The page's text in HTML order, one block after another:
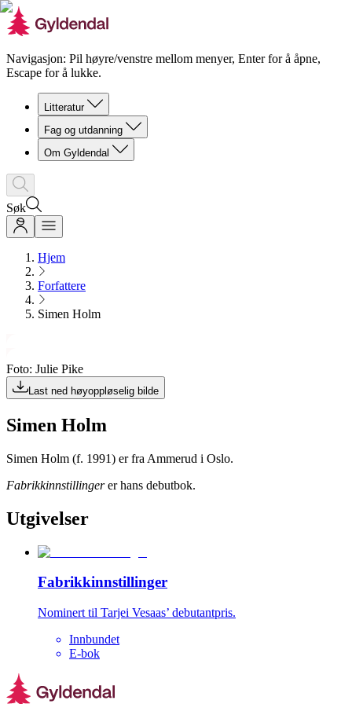
Navigasjon: Pil høyre/venstre mellom menyer, Enter for å åpne,
Escape for å lukke.
Litteratur
Fag og utdanning
Om Gyldendal
Søk
Hjem
Forfattere
Simen Holm
Foto: Julie Pike
Last ned høyoppløselig bilde
Simen Holm
Simen Holm (f. 1991) er fra Ammerud i Oslo.
Fabrikkinnstillingerer hans debutbok.
Utgivelser
Fabrikkinnstillinger
Nominert til Tarjei Vesaas’ debutantpris.
Innbundet
E-bok